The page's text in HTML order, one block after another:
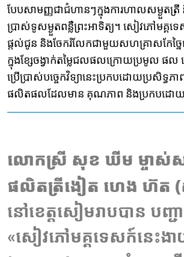
បែបសាមញ្ញជា​ជំហានៗក្នុងការហាលសម្ងួតត្រី
ប្រាស់ទូសម្ងួតពន្លឺព្រះអាទិត្យ។ សៀវភៅមគ្គទេ
ផ្តល់ជូន និងចែករំលែកជាមួយសហគ្រាសកែច្
ក្នុងខ្សែចង្វាក់តម្លៃជលផលក្រោយប្រមូល ផល
ប្រើប្រាស់បច្ចេកវិទ្យានេះប្រកបដោយប្រសិទ្ធ
ផលិតផលដែលមាន គុណភាព និងប្រកបដោ
លោកស្រី សុខ ឃីម ម្ចា
ផលិតត្រីងៀត ហេង ហ៊ត (
នៅខេត្តសៀមរាបបាន បញ្ជា
«សៀវភៅមគ្គទេសក៍នេះ